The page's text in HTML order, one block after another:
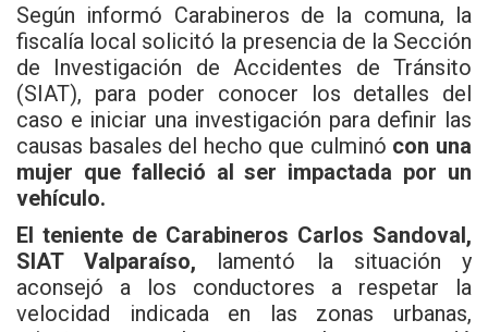
Según informó Carabineros de la comuna, la
fiscalía local solicitó la presencia de la Sección
de Investigación de Accidentes de Tránsito
(SIAT), para poder conocer los detalles del
caso e iniciar una investigación para definir las
causas basales del hecho que culminó con una
mujer que falleció al ser impactada por un
vehículo.
El teniente de Carabineros Carlos Sandoval,
SIAT Valparaíso, lamentó la situación y
aconsejó a los conductores a respetar la
velocidad indicada en las zonas urbanas,